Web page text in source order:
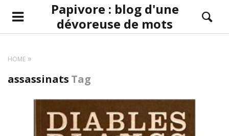
Papivore : blog d'une
dévoreuse de mots
HOME
assassinats Tag